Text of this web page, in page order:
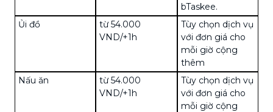
bTaskee.
Ủi đồ
từ 54.000
VND/+1h
Tùy chọn dịch vụ
với đơn giá cho
mỗi giờ cộng
thêm
Nấu ăn
từ 54.000
VND/+1h
Tùy chọn dịch vụ
với đơn giá cho
mỗi giờ cộng